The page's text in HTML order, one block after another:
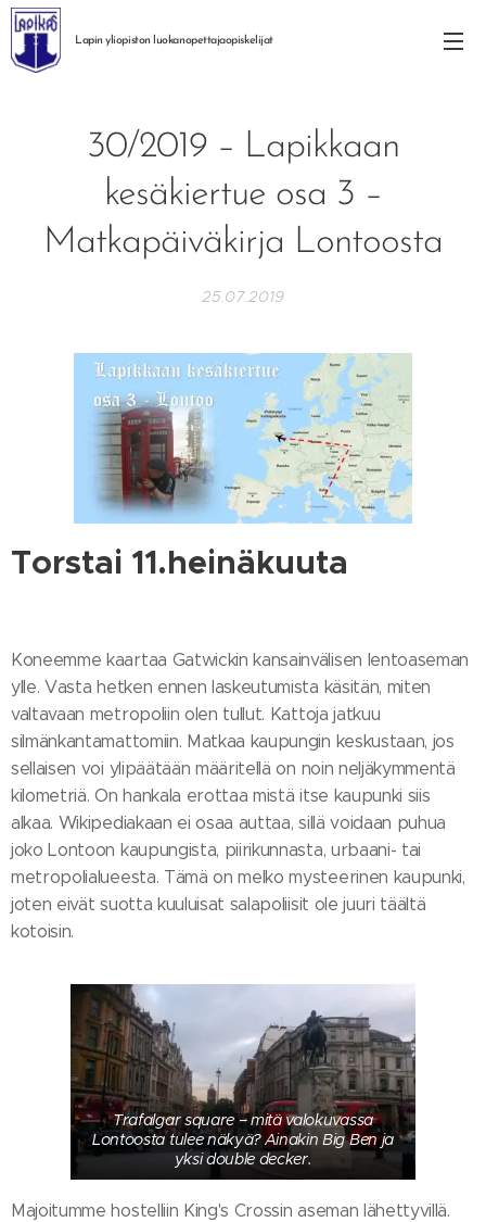
Lapin yliopiston luokanopettajaopiskelijat
30/2019 – Lapikkaan
kesäkiertue osa 3 –
Matkapäiväkirja Lontoosta
25.07.2019
Torstai 11.heinäkuuta
Koneemme kaartaa Gatwickin kansainvälisen lentoaseman
ylle. Vasta hetken ennen laskeutumista käsitän, miten
valtavaan metropoliin olen tullut. Kattoja jatkuu
silmänkantamattomiin. Matkaa kaupungin keskustaan, jos
sellaisen voi ylipäätään määritellä on noin neljäkymmentä
kilometriä. On hankala erottaa mistä itse kaupunki siis
alkaa. Wikipediakaan ei osaa auttaa, sillä voidaan puhua
joko Lontoon kaupungista, piirikunnasta, urbaani- tai
metropolialueesta. Tämä on melko mysteerinen kaupunki,
joten eivät suotta kuuluisat salapoliisit ole juuri täältä
kotoisin.
Trafalgar square – mitä valokuvassa
Lontoosta tulee näkyä? Ainakin Big Ben ja
yksi double decker.
Majoitumme hostelliin King's Crossin aseman lähettyvillä.